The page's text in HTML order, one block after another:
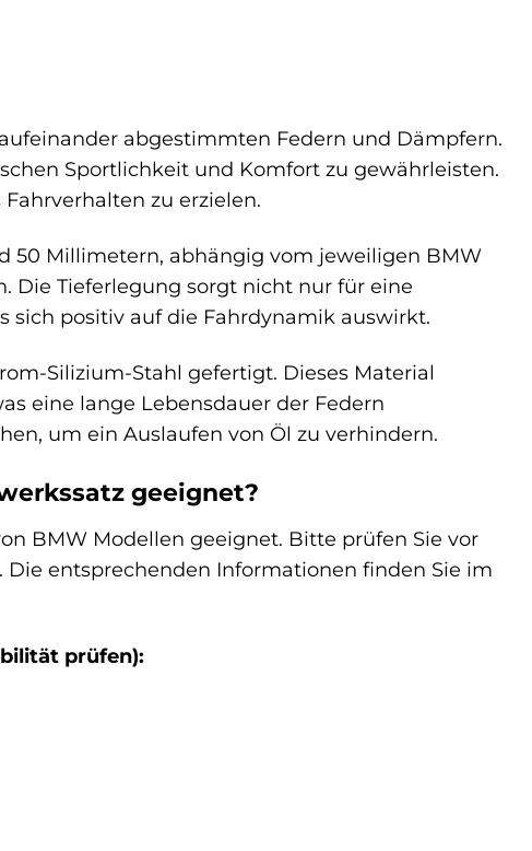
abgestimmten Federn und Dämpfern.
Sportlichkeit und Komfort zu gewährleisten.
zu erzielen.
50 Millimetern, abhängig vom jeweiligen BMW
Die Tieferlegung sorgt nicht nur für eine
sich positiv auf die Fahrdynamik auswirkt.
Silizium-Stahl gefertigt. Dieses Material
eine lange Lebensdauer der Federn
um ein Auslaufen von Öl zu verhindern.
geeignet?
BMW Modellen geeignet. Bitte prüfen Sie vor
Die entsprechenden Informationen finden Sie im
prüfen):